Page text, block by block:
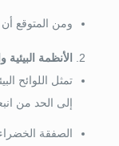
ومن المتوقع
الأنظمة
إلى الحد من
الصفقة